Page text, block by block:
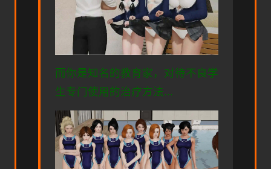
而你是知名的教育家，对待不良学
生专门使用的治疗方法...